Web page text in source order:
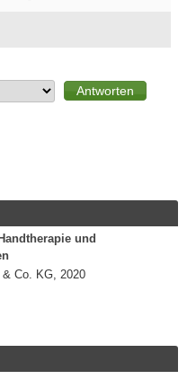
und
& Co. KG, 2020